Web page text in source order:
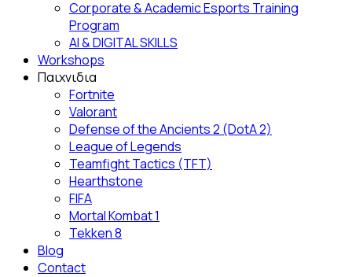
Corporate & Academic Esports Training
Program
AI & DIGITAL SKILLS
Workshops
Παιχνιδια
Fortnite
Valorant
Defense of the Ancients 2 (DotA 2)
League of Legends
Teamfight Tactics (TFT)
Hearthstone
FIFA
Mortal Kombat 1
Tekken 8
Blog
Contact